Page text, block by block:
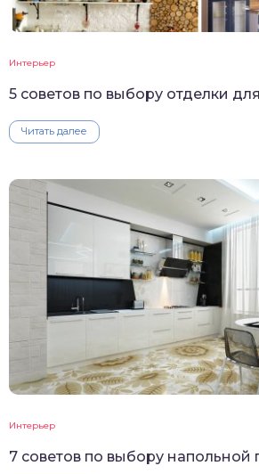
Интерьер
5 советов по выбору отделки
Читать далее
Интерьер
7 советов по выбору напольной